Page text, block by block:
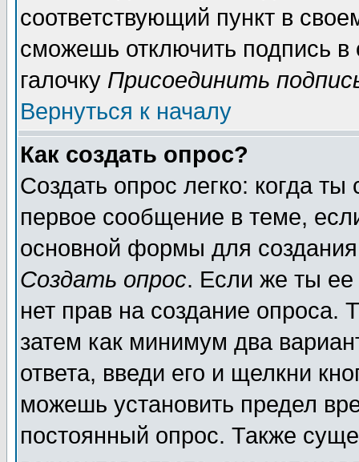
соответствующий пункт в
сможешь отключить подпись
галочку Присоединить
Вернуться к началу
Как создать опрос?
Создать опрос легко: когда
первое сообщение в теме,
основной формы для
Создать опрос. Если же ты ее
нет прав на создание опроса.
затем как минимум два
ответа, введи его и щелкни
можешь установить предел
постоянный опрос. Также